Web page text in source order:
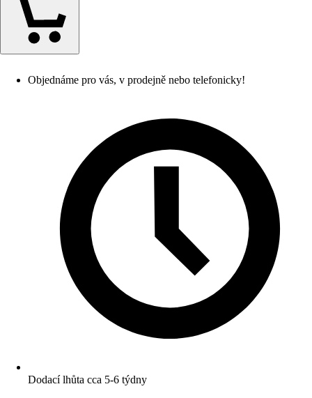
Objednáme pro vás, v prodejně nebo telefonicky!
Dodací lhůta cca 5-6 týdny